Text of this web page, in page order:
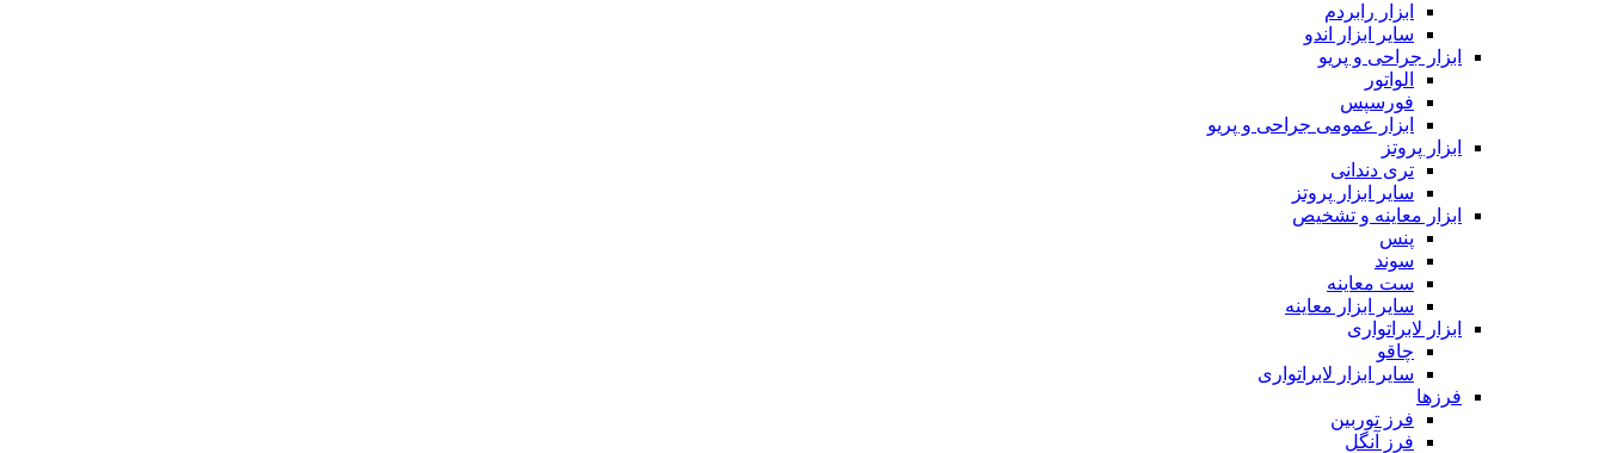
ابزار رابردم
سایر ابزار اندو
ابزار جراحی و پریو
الواتور
فورسپس
ابزار عمومی جراحی و پریو
ابزار پروتز
تری دندانی
سایر ابزار پروتز
ابزار معاینه و تشخیص
پنس
سوند
ست معاینه
سایر ابزار معاینه
ابزار لابراتواری
چاقو
سایر ابزار لابراتواری
فرزها
فرز توربین
فرز آنگل